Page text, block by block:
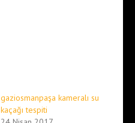
gaziosmanpaşa kameralı su
kaçağı tespiti